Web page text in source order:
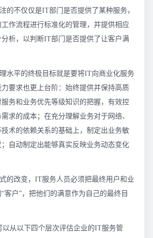
的不仅仅是IT部门是否提供了某种服务，
作流程进行标准化的管理，并提供相应
析，以判断IT部门是否提供了让客户满
水平的终极目标就是要将IT向商业化服务
要求也更上台阶：始终提供并保持高质
务和业务优先等级知识的把握，有效控
求的成本；在充分理解业务对于网络、
术的依赖关系的基础上，制定出业务敏
自动制定出能够真实反映业务动态变化
的改变，IT服务人员必须把最终用户和业
客户”，把他们的满意作为自己的最终目
以从以下四个层次评估企业的IT服务管